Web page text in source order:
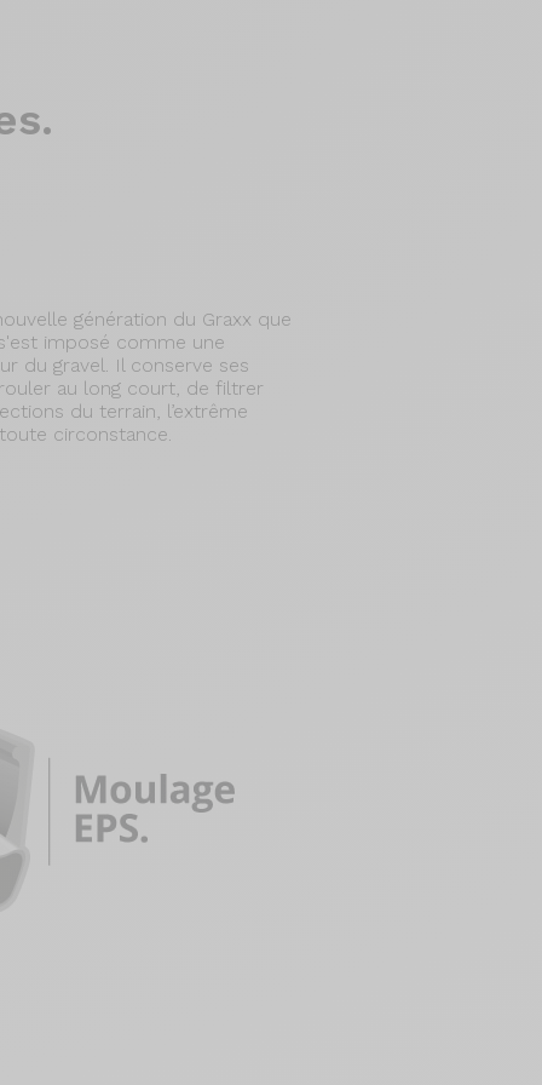
génération du Graxx que
imposé comme une
du gravel. Il conserve ses
au long court, de filtrer
du terrain, l’extrême
circonstance.